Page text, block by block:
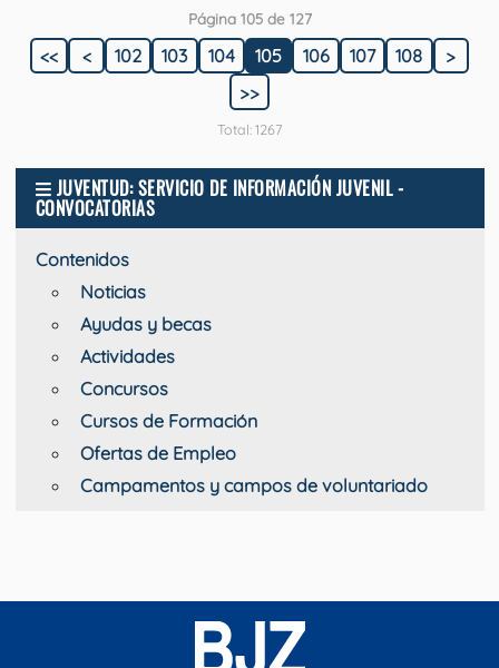
Página 105 de 127
<< < 102 103 104 105 106 107 108
>
>>
Total: 1267
JUVENTUD: SERVICIO DE INFORMACIÓN JUVENIL -
CONVOCATORIAS
Contenidos
Noticias
Ayudas y becas
Actividades
Concursos
Cursos de Formación
Ofertas de Empleo
Campamentos y campos de voluntariado